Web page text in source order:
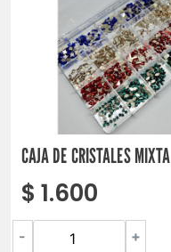
CAJA DE CRISTALES MIXTA
$ 1.600
- +